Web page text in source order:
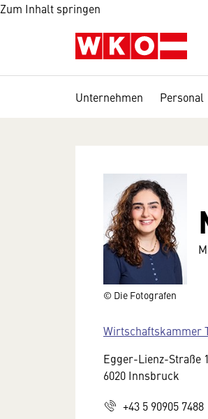
Zum Inhalt springen
Unternehmen Personal
© Die Fotografen
Wirtschaftskammer
Egger-Lienz-Straße
6020 Innsbruck
+43 5 90905 7488